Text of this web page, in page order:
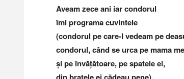
Aveam zece ani iar condorul
îmi programa cuvintele
(condorul pe care-l vedeam pe
condorul, când se urca pe mama
și pe învățătoare, pe spatele ei,